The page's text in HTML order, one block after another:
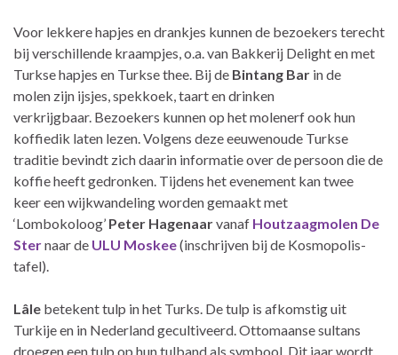
Voor lekkere hapjes en drankjes kunnen de bezoekers terecht
bij verschillende kraampjes, o.a. van Bakkerij Delight en met
Turkse hapjes en Turkse thee. Bij de Bintang Bar in de
molen zijn ijsjes, spekkoek, taart en drinken
verkrijgbaar. Bezoekers kunnen op het molenerf ook hun
koffiedik laten lezen. Volgens deze eeuwenoude Turkse
traditie bevindt zich daarin informatie over de persoon die de
koffie heeft gedronken. Tijdens het evenement kan twee
keer een wijkwandeling worden gemaakt met
‘Lombokoloog’ Peter Hagenaarvanaf Houtzaagmolen De
Sternaar de ULU Moskee(inschrijven bij de Kosmopolis-
tafel).
Lâle betekent tulp in het Turks. De tulp is afkomstig uit
Turkije en in Nederland gecultiveerd. Ottomaanse sultans
droegen een tulp op hun tulband als symbool. Dit jaar wordt